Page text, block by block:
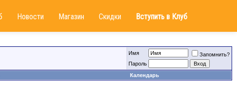
Новости Магазин Скидки Вступить в Клуб
Имя
Запомнить?
Пароль
Календарь